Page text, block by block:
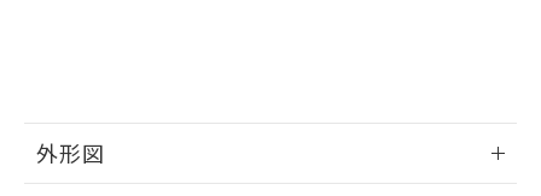
外形図
および当社の共同利用者が、当社の製
とができます。